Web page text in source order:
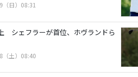
日）08:31
シェフラーが首位、ホヴランドら
土）08:40